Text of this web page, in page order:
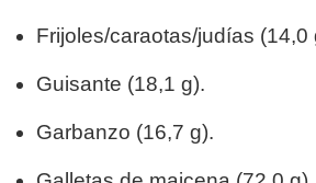
Frijoles/caraotas/judías (14,0
Guisante (18,1 g).
Garbanzo (16,7 g).